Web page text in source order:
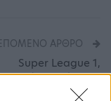
ΆΡΘΡΟ
Super League 1,
Λαμία 2-0:
νίκη πριν